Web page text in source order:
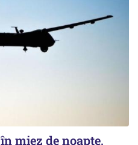
miez de noapte,